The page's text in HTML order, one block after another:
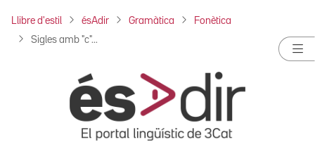
Llibre d'estil ésAdir Gramàtica Fonètica
Sigles amb "c"...